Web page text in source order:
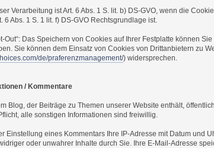
Verarbeitung ist Art. 6 Abs. 1 S. lit. b) DS-GVO, wenn die
6 Abs. 1 S. 1 lit. f) DS-GVO Rechtsgrundlage ist.
Out“: Das Speichern von Cookies auf Ihrer Festplatte können
Sie können dem Einsatz von Cookies von Drittanbietern zu
de/praferenzmanagement/) widersprechen.
/ Kommentare
Blog, der Beiträge zu Themen unserer Website enthält,
alle sonstigen Informationen sind freiwillig.
Einstellung eines Kommentars Ihre IP-Adresse mit Datum und
oder unwahrer Inhalte durch Sie. Ihre E-Mail-Adresse